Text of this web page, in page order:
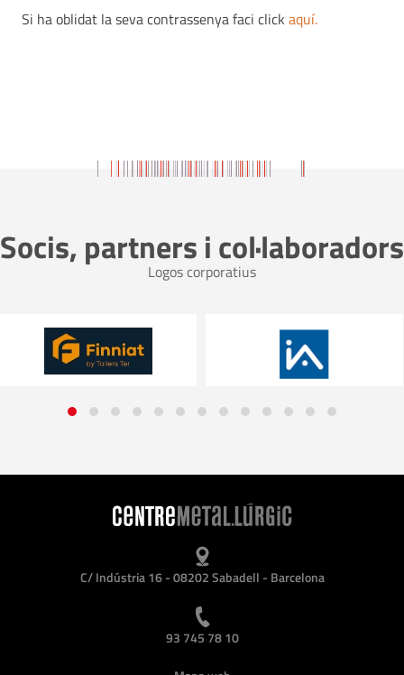
Si ha oblidat la seva contrassenya faci click aquí.
Socis, partners i col·laboradors
Logos corporatius
C/ Indústria 16 - 08202 Sabadell - Barcelona
93 745 78 10